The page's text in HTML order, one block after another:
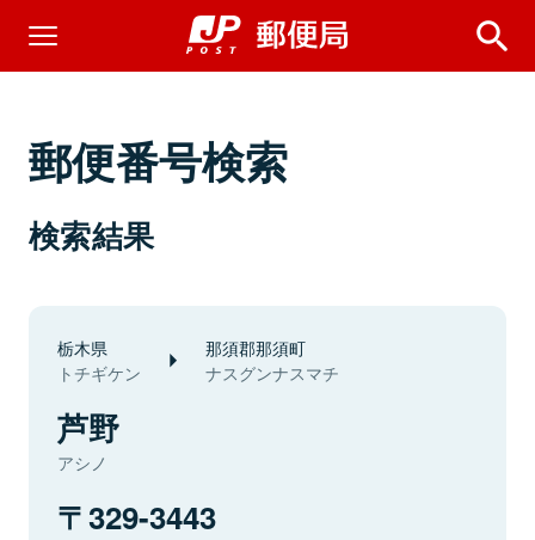
郵便番号検索
検索結果
栃木県
トチギケン
那須郡那須町
ナスグンナスマチ
芦野
アシノ
329-3443